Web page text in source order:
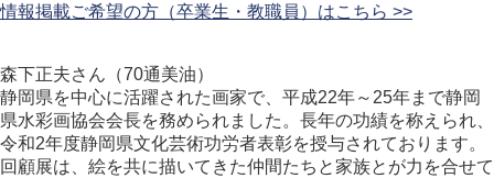
情報掲載ご希望の方（卒業生・教職員）はこちら >>
森下正夫さん（70通美油）
静岡県を中心に活躍された画家で、平成22年～25年まで静岡
県水彩画協会会長を務められました。長年の功績を称えられ、
令和2年度静岡県文化芸術功労者表彰を授与されております。
回顧展は、絵を共に描いてきた仲間たちと家族とが力を合せて